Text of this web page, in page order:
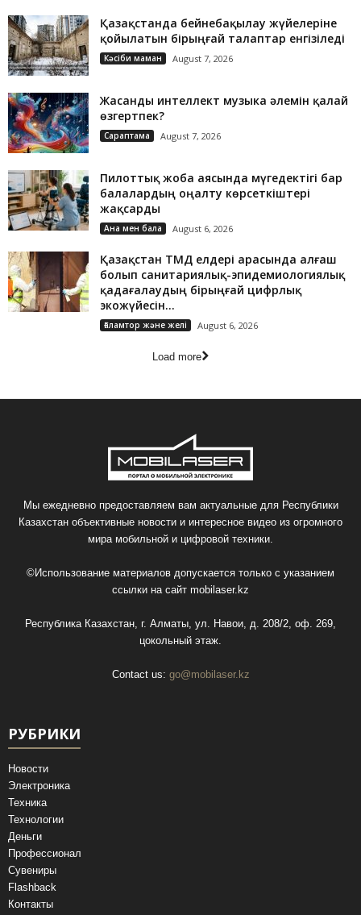
Қазақстанда бейнебақылау жүйелеріне
қойылатын бірыңғай талаптар енгізіледі
Кәсіби маман August 7, 2026
Жасанды интеллект музыка әлемін қалай
өзгертпек?
Сараптама August 7, 2026
Пилоттық жоба аясында мүгедектігі бар
балалардың оңалту көрсеткіштері
жақсарды
Ана мен бала August 6, 2026
Қазақстан ТМД елдері арасында алғаш
болып санитариялық-эпидемиологиялық
қадағалаудың бірыңғай цифрлық
экожүйесін...
Ғаламтор және желі August 6, 2026
Load more
Мы ежедневно предоставляем вам актуальные для Республики
Казахстан объективные новости и интересное видео из огромного
мира мобильной и цифровой техники.
©Использование материалов допускается только с указанием
ссылки на сайт mobilaser.kz
Республика Казахстан, г. Алматы, ул. Навои, д. 208/2, оф. 269,
цокольный этаж.
Contact us: go@mobilaser.kz
РУБРИКИ
Новости
Электроника
Техника
Технологии
Деньги
Профессионал
Сувениры
Flashback
Контакты